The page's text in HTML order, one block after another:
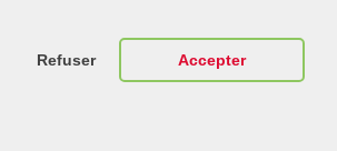
Refuser Accepter